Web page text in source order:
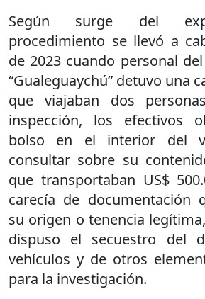
Según surge del
procedimiento se llevó a
de 2023 cuando personal
“Gualeguaychú” detuvo una
que viajaban dos
inspección, los efectivos
bolso en el interior del
consultar sobre su
que transportaban US$
carecía de documentación
su origen o tenencia
dispuso el secuestro del
vehículos y de otros
para la investigación.